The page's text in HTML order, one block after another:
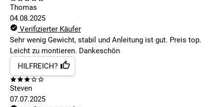
Thomas
04.08.2025
Verifizierter Käufer
Sehr wenig Gewicht, stabil und Anleitung ist gut. Preis top.
Leicht zu montieren. Dankeschön
HILFREICH?
Steven
07.07.2025